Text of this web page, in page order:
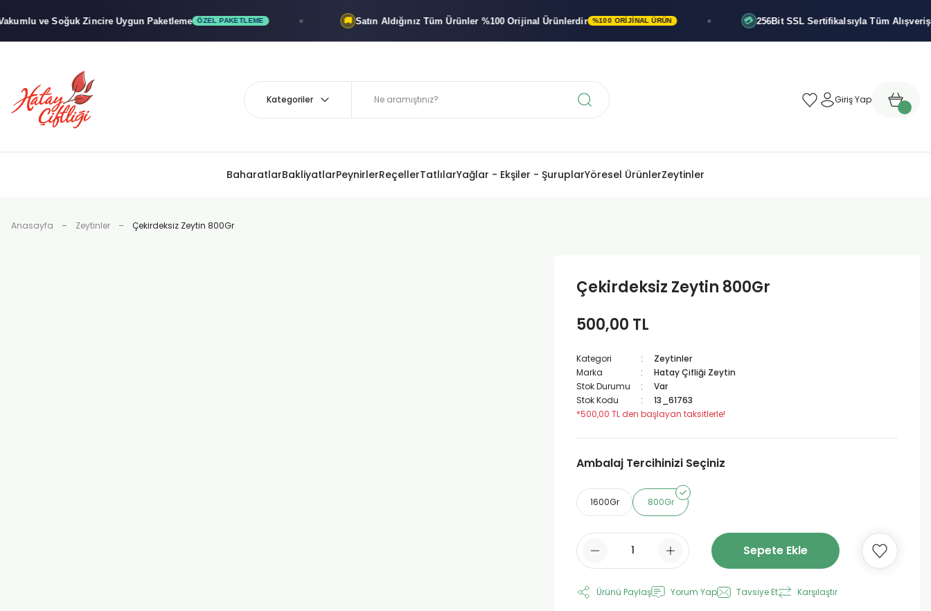
ve SoğukZincire Uygun Paketleme ÖZEL PAKETLEME Satın Aldığınız Tüm Ürünler%100 OrijinalÜrünlerdir %100 ORIJINAL ÜRÜN 💳 256Bit SSL SertifikalsıylaTüm Alışverişleriniz
Giriş Yap
BaharatlarBakliyatlarPeynirlerReçellerTatlılarYağlar - Ekşiler - ŞuruplarYöresel ÜrünlerZeytinler
Anasayfa Zeytinler Çekirdeksiz Zeytin 800Gr
Çekirdeksiz Zeytin 800Gr
500,00 TL
Kategori
Zeytinler
Marka
Hatay Çifliği Zeytin
Stok Durumu
Var
Stok Kodu
13_61763
*500,00 TL den başlayan taksitlerle!
Ambalaj Tercihinizi Seçiniz
1600Gr 800Gr
Sepete Ekle
Ürünü Paylaş Yorum Yap Tavsiye Et Karşılaştır